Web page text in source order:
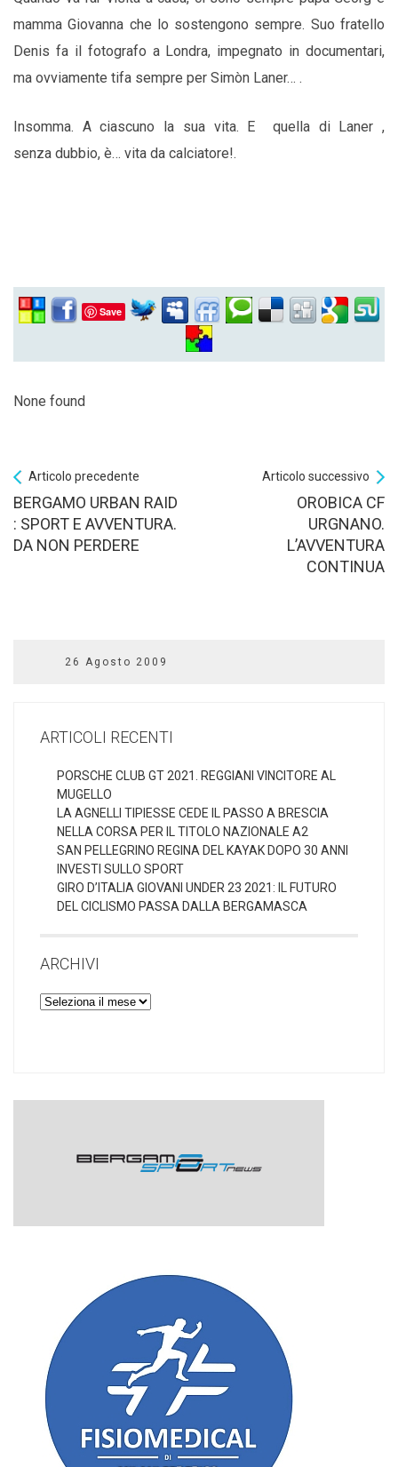
mamma Giovanna che lo sostengono sempre. Suo fratello
Denis fa il fotografo a Londra, impegnato in documentari,
ma ovviamente tifa sempre per Simòn Laner… .
Insomma. A ciascuno la sua vita. E quella di Laner ,
senza dubbio, è… vita da calciatore!.
Save
None found
Articolo precedente
BERGAMO URBAN RAID
: SPORT E AVVENTURA.
DA NON PERDERE
Articolo successivo
OROBICA CF
URGNANO.
L’AVVENTURA
CONTINUA
26 Agosto 2009
ARTICOLI RECENTI
PORSCHE CLUB GT 2021. REGGIANI VINCITORE AL
MUGELLO
LA AGNELLI TIPIESSE CEDE IL PASSO A BRESCIA
NELLA CORSA PER IL TITOLO NAZIONALE A2
SAN PELLEGRINO REGINA DEL KAYAK DOPO 30 ANNI
INVESTI SULLO SPORT
GIRO D’ITALIA GIOVANI UNDER 23 2021: IL FUTURO
DEL CICLISMO PASSA DALLA BERGAMASCA
ARCHIVI
Archivi